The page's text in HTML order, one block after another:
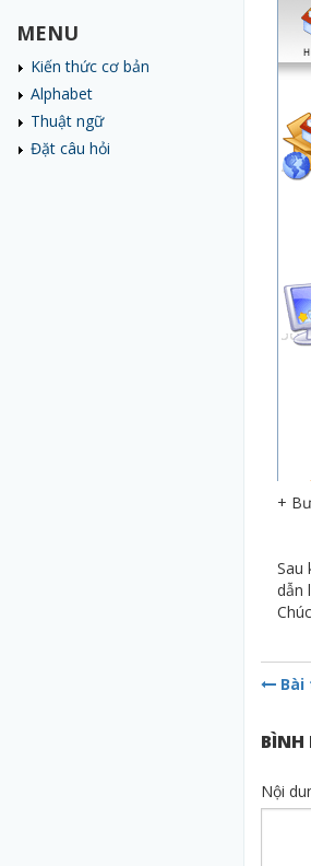
MENU
Kiến thức cơ bản
Alphabet
Thuật ngữ
Đặt câu hỏi
+
Sau
dẫn
BÌNH
Nội